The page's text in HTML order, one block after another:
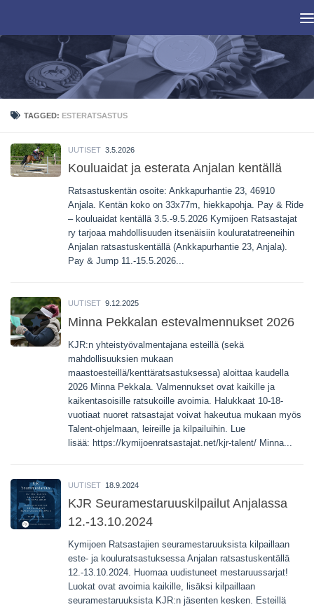
TAGGED: ESTERATSASTUS
UUTISET 3.5.2026
Kouluaidat ja esterata Anjalan kentällä
Ratsastuskentän osoite: Ankkapurhantie 23, 46910
Anjala. Kentän koko on 33x77m, hiekkapohja. Pay & Ride
– kouluaidat kentällä 3.5.-9.5.2026 Kymijoen Ratsastajat
ry tarjoaa mahdollisuuden itsenäisiin kouluratatreeneihin
Anjalan ratsastuskentällä (Ankkapurhantie 23, Anjala).
Pay & Jump 11.-15.5.2026...
UUTISET 9.12.2025
Minna Pekkalan estevalmennukset 2026
KJR:n yhteistyövalmentajana esteillä (sekä
mahdollisuuksien mukaan
maastoesteillä/kenttäratsastuksessa) aloittaa kaudella
2026 Minna Pekkala. Valmennukset ovat kaikille ja
kaikentasoisille ratsukoille avoimia. Halukkaat 10-18-
vuotiaat nuoret ratsastajat voivat hakeutua mukaan myös
Talent-ohjelmaan, leireille ja kilpailuihin. Lue
lisää: https://kymijoenratsastajat.net/kjr-talent/ Minna...
UUTISET 18.9.2024
KJR Seuramestaruuskilpailut Anjalassa
12.-13.10.2024
Kymijoen Ratsastajien seuramestaruuksista kilpaillaan
este- ja kouluratsastuksessa Anjalan ratsastuskentällä
12.-13.10.2024. Huomaa uudistuneet mestaruussarjat!
Luokat ovat avoimia kaikille, lisäksi kilpaillaan
seuramestaruuksista KJR:n jäsenten kesken. Esteillä